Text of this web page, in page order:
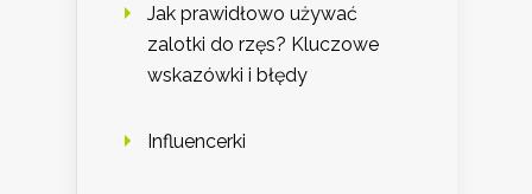
Jak prawidłowo używać
zalotki do rzęs? Kluczowe
wskazówki i błędy
Influencerki